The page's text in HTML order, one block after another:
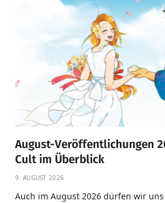
August-Veröffentlichungen
Cult im Überblick
9. AUGUST 2026
Auch im August 2026 dürfen wir